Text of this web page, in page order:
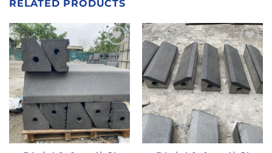
RELATED PRODUCTS
Add to
wishlist
Add to
wishlist